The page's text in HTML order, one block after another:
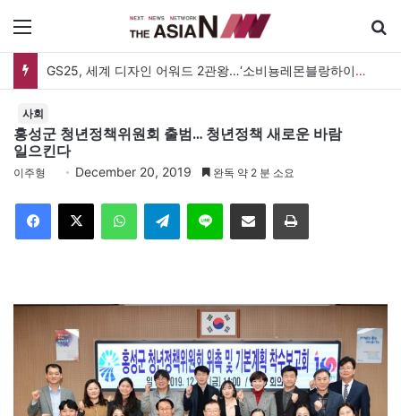
GS25, 세계 디자인 어워드 2관왕…‘소비뇽레몬블랑하이볼’ 디자인 경쟁력 인정
사회
홍성군 청년정책위원회 출범… 청년정책 새로운 바람
일으킨다
이주형 December 20, 2019 완독 약 2 분 소요
Telegram 이메일